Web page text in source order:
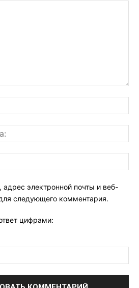
электронной почты и веб-
следующего комментария.
цифрами: